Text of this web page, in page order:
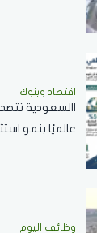
اقتصاد وبنوك
االسعودية
عالميًا بنمو
وظائف اليوم